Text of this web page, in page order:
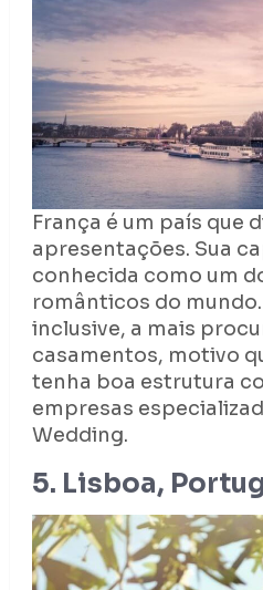
França é um país que
apresentações. Sua
conhecida como um
românticos do
inclusive, a mais
casamentos, motivo
tenha boa estrutura
empresas
Wedding.
5. Lisboa,